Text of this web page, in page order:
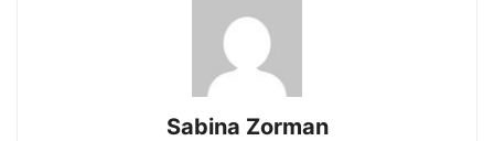
Sabina Zorman